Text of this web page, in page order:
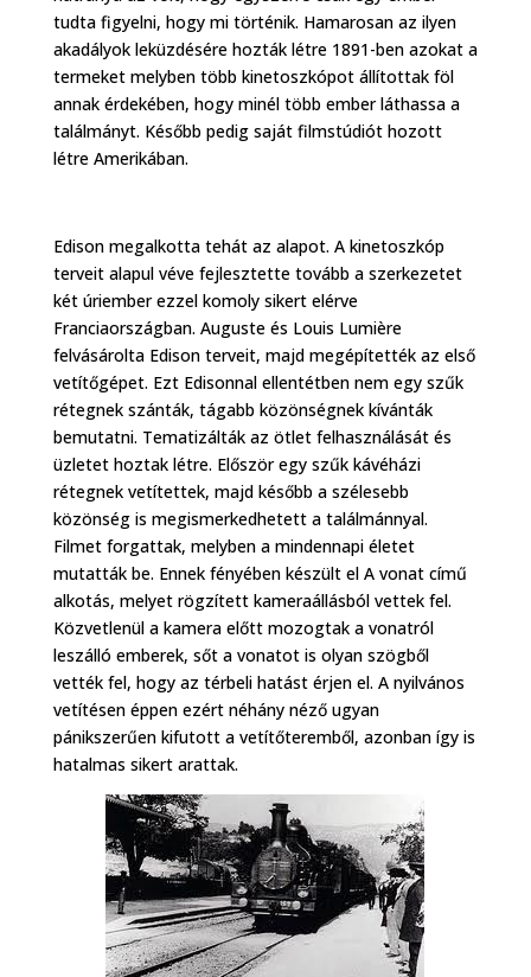
tudta figyelni, hogy mi történik. Hamarosan az ilyen
akadályok leküzdésére hozták létre 1891-ben azokat a
termeket melyben több kinetoszkópot állítottak föl
annak érdekében, hogy minél több ember láthassa a
találmányt. Később pedig saját filmstúdiót hozott
létre Amerikában.
Edison megalkotta tehát az alapot. A kinetoszkóp
terveit alapul véve fejlesztette tovább a szerkezetet
két úriember ezzel komoly sikert elérve
Franciaországban. Auguste és Louis Lumière
felvásárolta Edison terveit, majd megépítették az első
vetítőgépet. Ezt Edisonnal ellentétben nem egy szűk
rétegnek szánták, tágabb közönségnek kívánták
bemutatni. Tematizálták az ötlet felhasználását és
üzletet hoztak létre. Először egy szűk kávéházi
rétegnek vetítettek, majd később a szélesebb
közönség is megismerkedhetett a találmánnyal.
Filmet forgattak, melyben a mindennapi életet
mutatták be. Ennek fényében készült el A vonat című
alkotás, melyet rögzített kameraállásból vettek fel.
Közvetlenül a kamera előtt mozogtak a vonatról
leszálló emberek, sőt a vonatot is olyan szögből
vették fel, hogy az térbeli hatást érjen el. A nyilvános
vetítésen éppen ezért néhány néző ugyan
pánikszerűen kifutott a vetítőteremből, azonban így is
hatalmas sikert arattak.